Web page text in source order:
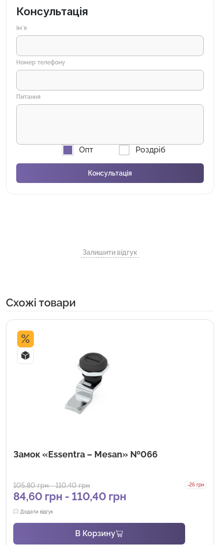
Консультація
Імʼя
Номер телефону
Питання
Опт Роздріб
Залишити відгук
Cхожі товари
%
Замок «Essentra – Mesan» №066
84,60 грн - 110,40 грн
105,80грн-110,40грн -26 грн
Додати відгук
В Корзину